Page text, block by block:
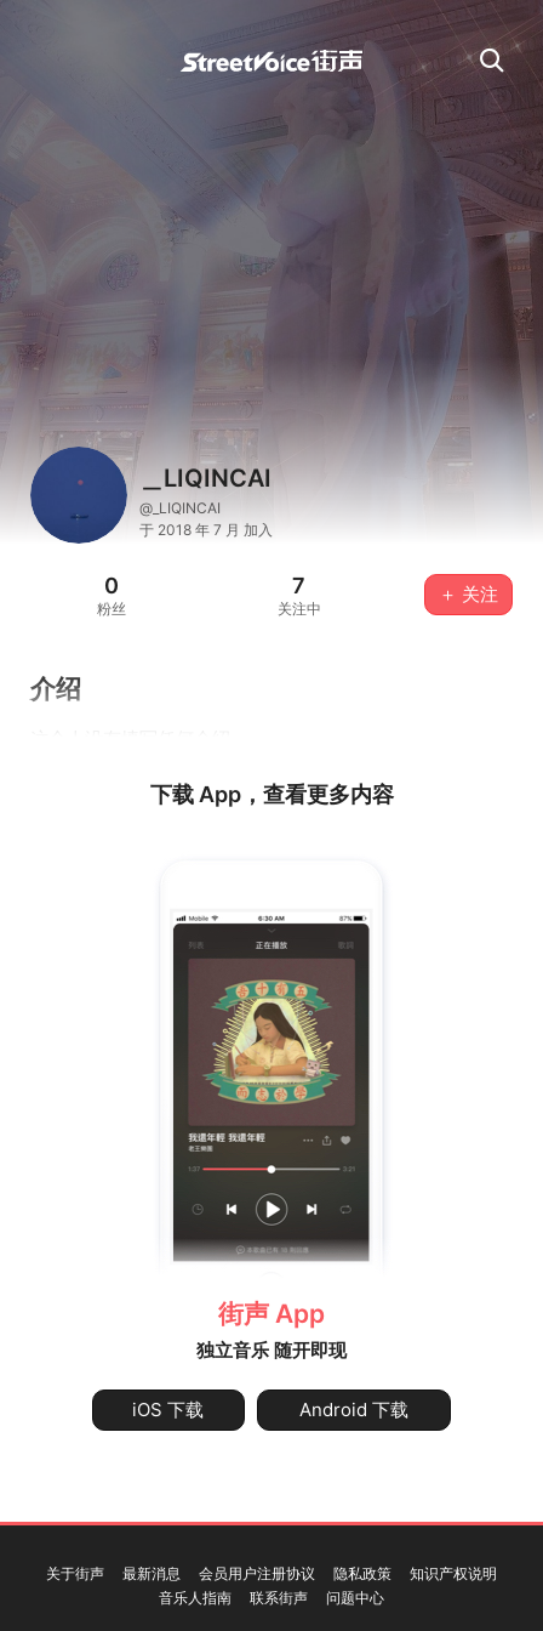
＿LIQINCAI
@_LIQINCAI
于 2018 年 7 月 加入
0
粉丝
7
关注中
＋ 关注
介绍
下载 App，查看更多内容
街声 App
独立音乐 随开即现
iOS 下载 Android 下载
关于街声 最新消息 会员用户注册协议 隐私政策
知识产权说明
音乐人指南
联系街声 问题中心